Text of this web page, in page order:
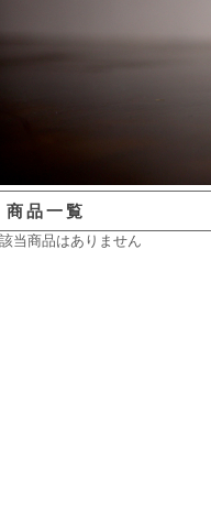
商品一覧
該当商品はありません